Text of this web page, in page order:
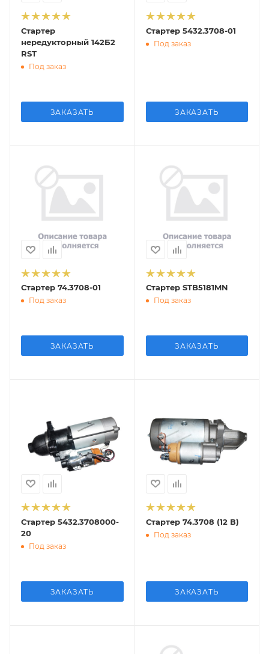
Стартер
нередукторный 142Б2
RST
Под заказ
ЗАКАЗАТЬ
Стартер 5432.3708-01
Под заказ
ЗАКАЗАТЬ
Стартер 74.3708-01
Под заказ
ЗАКАЗАТЬ
Стартер STB5181MN
Под заказ
ЗАКАЗАТЬ
Стартер 5432.3708000-
20
Под заказ
ЗАКАЗАТЬ
Стартер 74.3708 (12 В)
Под заказ
ЗАКАЗАТЬ